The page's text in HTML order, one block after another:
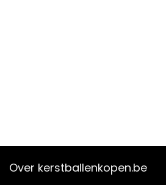
Over kerstballenkopen.be